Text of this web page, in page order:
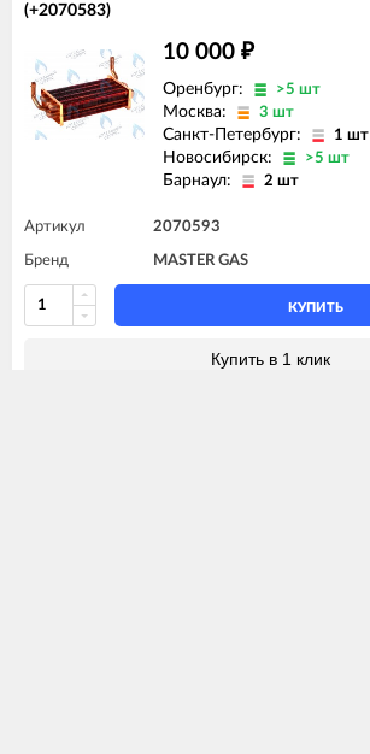
(+2070583)
10 000 ₽
Оренбург: >5 шт
Москва: 3 шт
Санкт-Петербург: 1 шт
Новосибирск: >5 шт
Барнаул: 2 шт
Артикул 2070593
Бренд MASTER GAS
КУПИТЬ
Купить в 1 клик